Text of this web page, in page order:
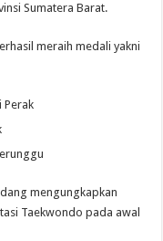
Sumatera Barat.
meraih medali yakni
Perak
mengungkapkan
Taekwondo pada awal